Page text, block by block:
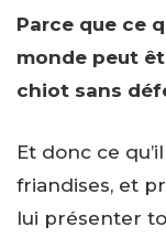
Parce que ce
monde peut
chiot sans
Et donc ce
friandises, et
lui présenter